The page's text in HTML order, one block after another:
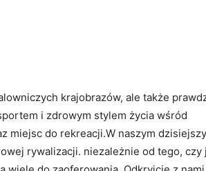
krajobrazów,​ ale​ także
i zdrowym stylem życia‌ wśród
miejsc do rekreacji.W naszym
rywalizacji. ‌niezależnie od tego,​ czy